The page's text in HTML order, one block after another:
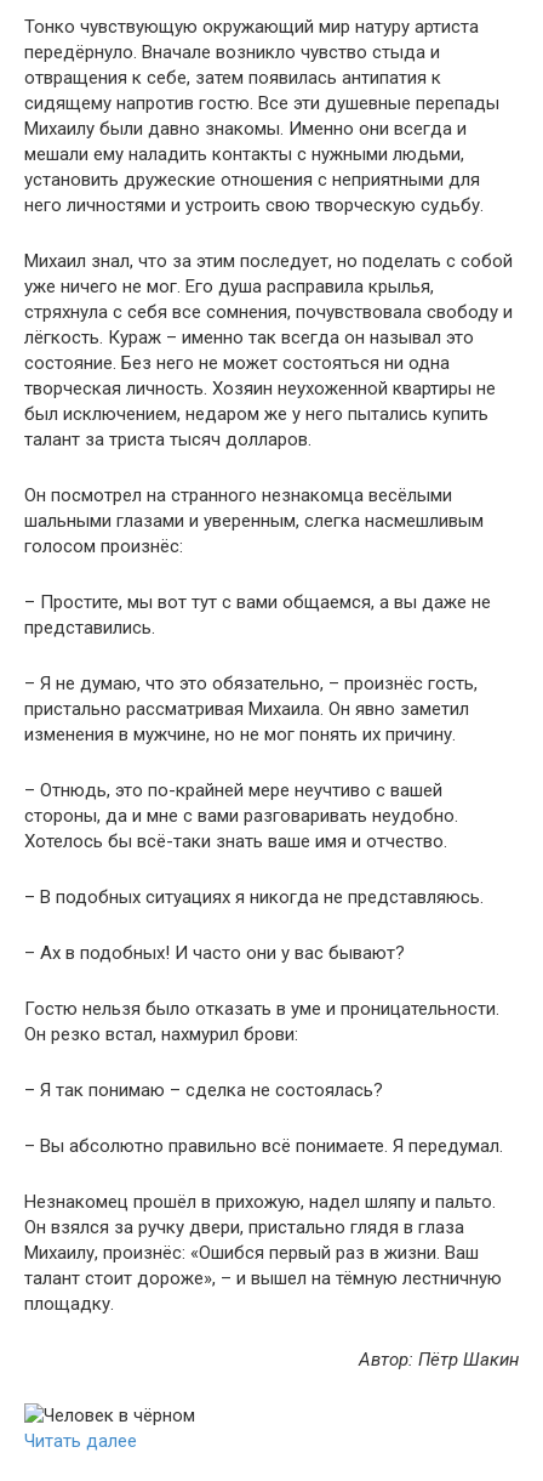
Тонко чувствующую окружающий мир натуру артиста
передёрнуло. Вначале возникло чувство стыда и
отвращения к себе, затем появилась антипатия к
сидящему напротив гостю. Все эти душевные перепады
Михаилу были давно знакомы. Именно они всегда и
мешали ему наладить контакты с нужными людьми,
установить дружеские отношения с неприятными для
него личностями и устроить свою творческую судьбу.
Михаил знал, что за этим последует, но поделать с собой
уже ничего не мог. Его душа расправила крылья,
стряхнула с себя все сомнения, почувствовала свободу и
лёгкость. Кураж – именно так всегда он называл это
состояние. Без него не может состояться ни одна
творческая личность. Хозяин неухоженной квартиры не
был исключением, недаром же у него пытались купить
талант за триста тысяч долларов.
Он посмотрел на странного незнакомца весёлыми
шальными глазами и уверенным, слегка насмешливым
голосом произнёс:
– Простите, мы вот тут с вами общаемся, а вы даже не
представились.
– Я не думаю, что это обязательно, – произнёс гость,
пристально рассматривая Михаила. Он явно заметил
изменения в мужчине, но не мог понять их причину.
– Отнюдь, это по-крайней мере неучтиво с вашей
стороны, да и мне с вами разговаривать неудобно.
Хотелось бы всё-таки знать ваше имя и отчество.
– В подобных ситуациях я никогда не представляюсь.
– Ах в подобных! И часто они у вас бывают?
Гостю нельзя было отказать в уме и проницательности.
Он резко встал, нахмурил брови:
– Я так понимаю – сделка не состоялась?
– Вы абсолютно правильно всё понимаете. Я передумал.
Незнакомец прошёл в прихожую, надел шляпу и пальто.
Он взялся за ручку двери, пристально глядя в глаза
Михаилу, произнёс: «Ошибся первый раз в жизни. Ваш
талант стоит дороже», – и вышел на тёмную лестничную
площадку.
Автор: Пётр Шакин
Читать далее